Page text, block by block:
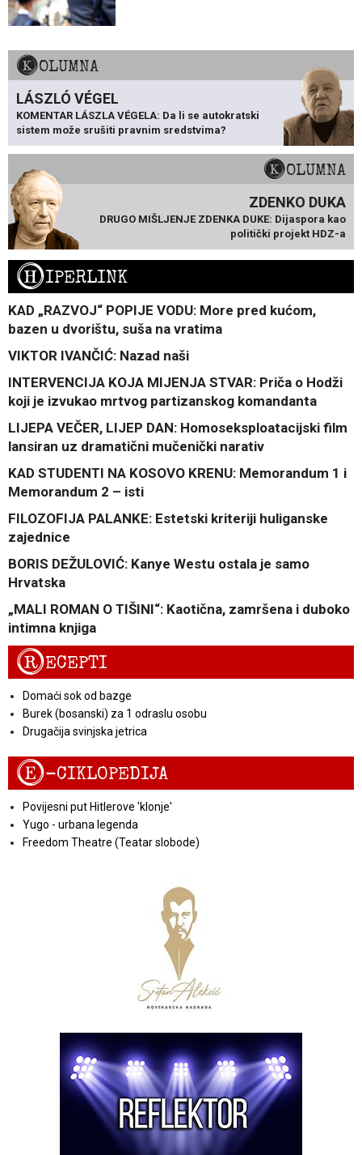
KOLUMNA
LÁSZLÓ VÉGEL
KOMENTAR LÁSZLA VÉGELA: Da li se autokratski
sistem može srušiti pravnim sredstvima?
KOLUMNA
ZDENKO DUKA
DRUGO MIŠLJENJE ZDENKA DUKE: Dijaspora kao
politički projekt HDZ-a
HIPERLINK
KAD „RAZVOJ“ POPIJE VODU: More pred kućom,
bazen u dvorištu, suša na vratima
VIKTOR IVANČIĆ: Nazad naši
INTERVENCIJA KOJA MIJENJA STVAR: Priča o Hodži
koji je izvukao mrtvog partizanskog komandanta
LIJEPA VEČER, LIJEP DAN: Homoseksploatacijski film
lansiran uz dramatični mučenički narativ
KAD STUDENTI NA KOSOVO KRENU: Memorandum 1 i
Memorandum 2 – isti
FILOZOFIJA PALANKE: Estetski kriteriji huliganske
zajednice
BORIS DEŽULOVIĆ: Kanye Westu ostala je samo
Hrvatska
„MALI ROMAN O TIŠINI“: Kaotična, zamršena i duboko
intimna knjiga
RECEPTI
Domaći sok od bazge
Burek (bosanski) za 1 odraslu osobu
Drugačija svinjska jetrica
E-CIKLOPEDIJA
Povijesni put Hitlerove 'klonje'
Yugo - urbana legenda
Freedom Theatre (Teatar slobode)